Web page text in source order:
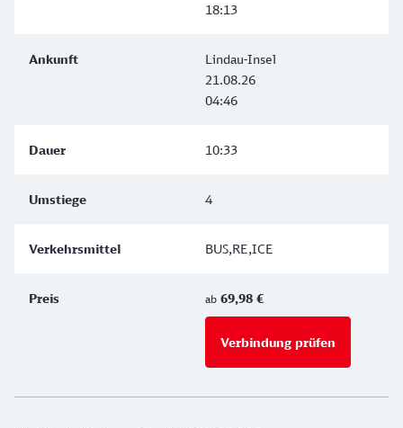
18:13
Lindau-Insel
21.08.26
04:46
10:33
4
BUS,RE,ICE
ab 69,98 €
Verbindung prüfen